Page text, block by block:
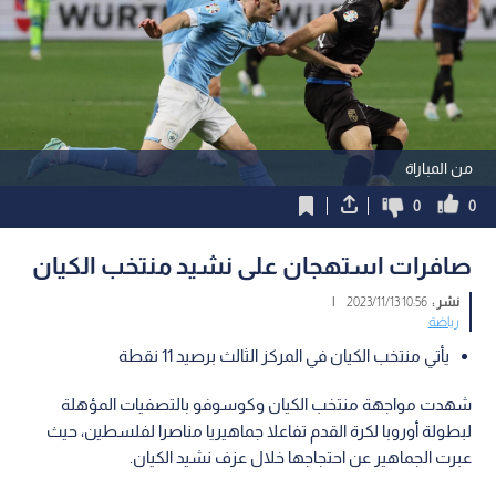
من المباراة
0
0
صافرات استهجان على نشيد منتخب الكيان
نشر :10:56 2023/11/13
|
رياضة
يأتي منتخب الكيان في المركز الثالث برصيد 11 نقطة
شهدت مواجهة منتخب الكيان وكوسوفو بالتصفيات المؤهلة
لبطولة أوروبا لكرة القدم تفاعلا جماهيريا مناصرا لفلسطين، حيث
عبرت الجماهير عن احتجاجها خلال عزف نشيد الكيان.